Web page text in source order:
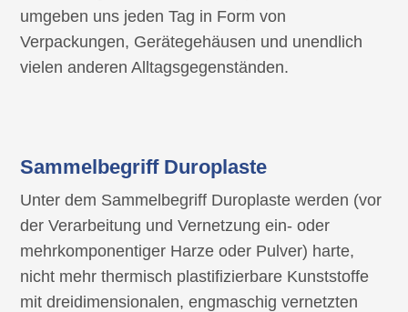
umgeben uns jeden Tag in Form von
Verpackungen, Gerätegehäusen und unendlich
vielen anderen Alltagsgegenständen.
Sammelbegriff Duroplaste
Unter dem Sammelbegriff Duroplaste werden (vor
der Verarbeitung und Vernetzung ein- oder
mehrkomponentiger Harze oder Pulver) harte,
nicht mehr thermisch plastifizierbare Kunststoffe
mit dreidimensionalen, engmaschig vernetzten